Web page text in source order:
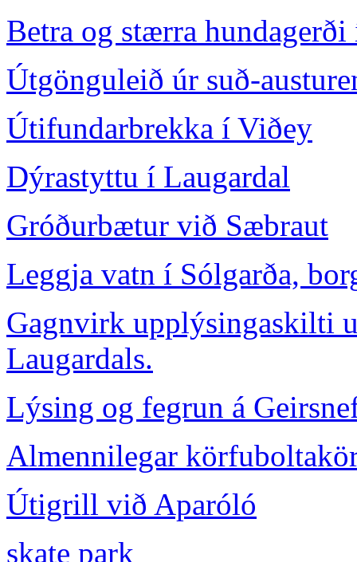
Betra og stærra
Útgönguleið úr suð-
Útifundarbrekka í Viðey
Dýrastyttu í Laugardal
Gróðurbætur við Sæbraut
Leggja vatn í Sólgarða,
Gagnvirk upplýsingaskilti
Laugardals.
Lýsing og fegrun á
Almennilegar
Útigrill við Aparóló
skate park